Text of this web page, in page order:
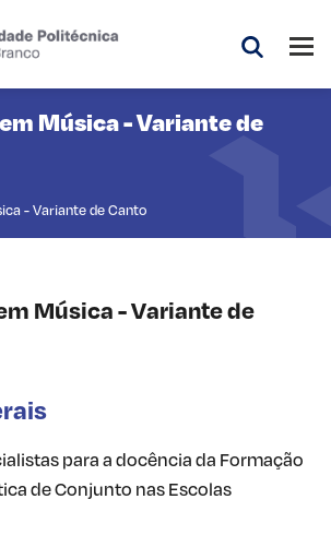
Música - Variante de
- Variante de Canto
Música - Variante de
para a docência da Formação
de Conjunto nas Escolas